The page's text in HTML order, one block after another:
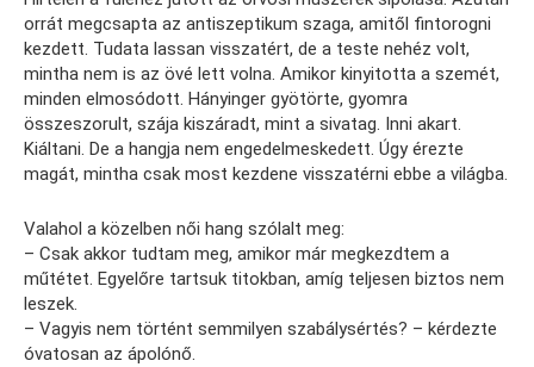
orrát megcsapta az antiszeptikum szaga, amitől fintorogni
kezdett. Tudata lassan visszatért, de a teste nehéz volt,
mintha nem is az övé lett volna. Amikor kinyitotta a szemét,
minden elmosódott. Hányinger gyötörte, gyomra
összeszorult, szája kiszáradt, mint a sivatag. Inni akart.
Kiáltani. De a hangja nem engedelmeskedett. Úgy érezte
magát, mintha csak most kezdene visszatérni ebbe a világba.
Valahol a közelben női hang szólalt meg:
– Csak akkor tudtam meg, amikor már megkezdtem a
műtétet. Egyelőre tartsuk titokban, amíg teljesen biztos nem
leszek.
– Vagyis nem történt semmilyen szabálysértés? – kérdezte
óvatosan az ápolónő.